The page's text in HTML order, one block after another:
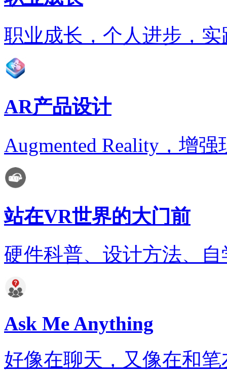
职业成长，个人进步，
AR产品设计
Augmented Reality，增
站在VR世界的大门前
硬件科普、设计方法、
Ask Me Anything
好像在聊天，又像在和笔